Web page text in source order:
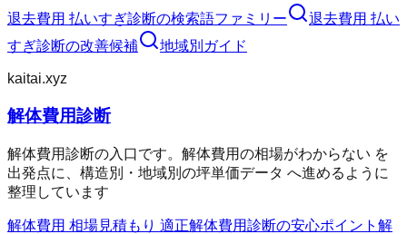
退去費用 払いすぎ診断の検索語ファミリー
退去費用 払い
すぎ診断の改善候補 地域別ガイド
kaitai.xyz
解体費用診断
解体費用診断の入口です。解体費用の相場がわからない を
出発点に、構造別・地域別の坪単価データ へ進めるように
整理しています
解体費用 相場見積もり 適正解体費用診断の安心ポイント 解